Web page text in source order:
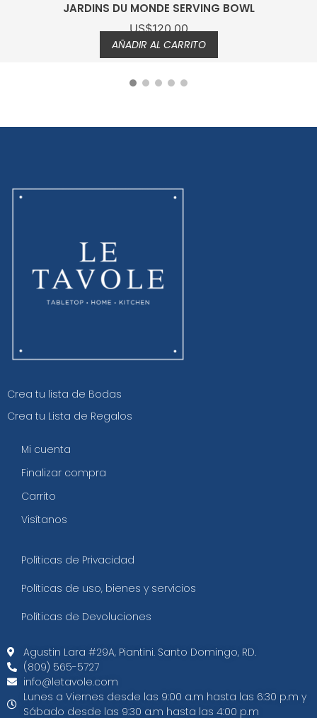
JARDINS DU MONDE COCKTAIL PLATE S/4
US$152.00 US$114.00
AÑADIR AL CARRITO
Crea tu lista de Bodas
Crea tu Lista de Regalos
Mi cuenta
Finalizar compra
Carrito
Visítanos
Políticas de Privacidad
Políticas de uso, bienes y servicios
Políticas de Devoluciones
Agustin Lara #29A, Piantini. Santo Domingo, RD.​
(809) 565-5727
info@letavole.com
Lunes a Viernes desde las 9:00 a.m hasta las 6:30 p.m y
Sábado desde las 9:30 a.m hasta las 4:00 p.m